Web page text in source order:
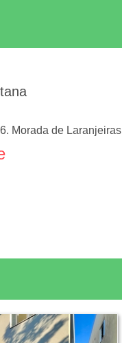
Morada de Laranjeiras